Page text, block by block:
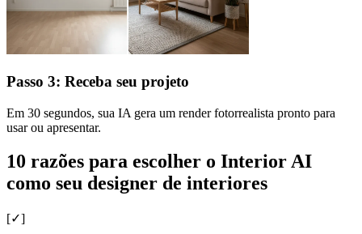
Passo 3: Receba seu projeto
Em 30 segundos, sua IA gera um render fotorrealista pronto para
usar ou apresentar.
10 razões para escolher o Interior AI
como seu designer de interiores
[✓]